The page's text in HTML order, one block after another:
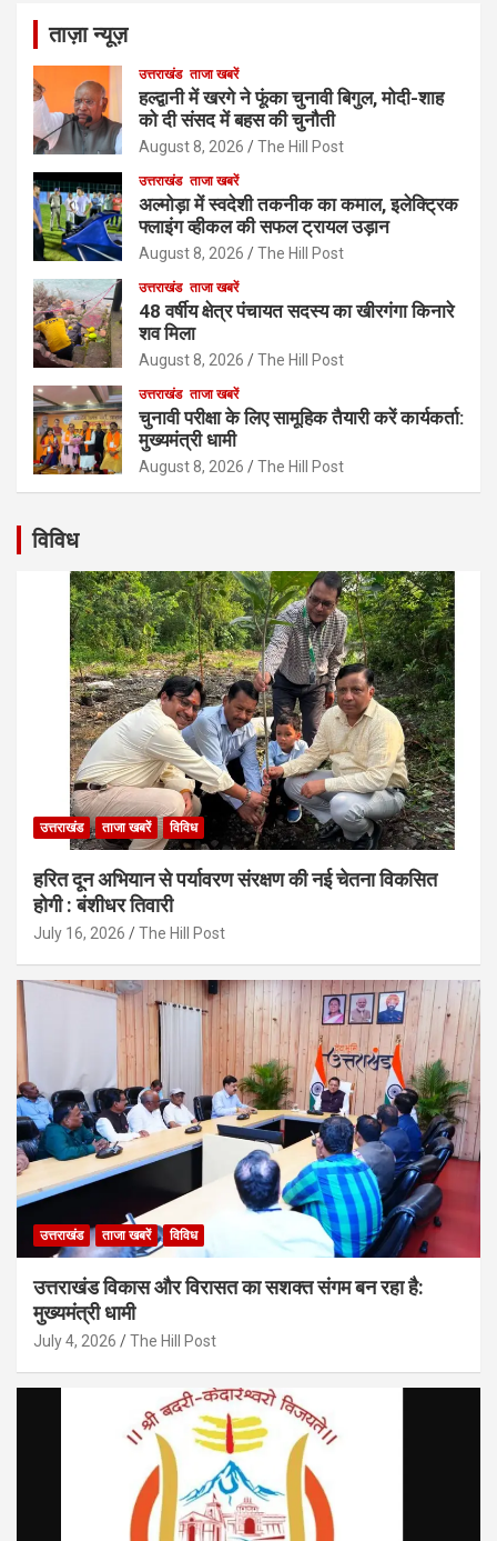
ताज़ा न्यूज़
उत्तराखंड ताजा खबरें
हल्द्वानी में खरगे ने फूंका चुनावी बिगुल, मोदी-शाह
को दी संसद में बहस की चुनौती
August 8, 2026 The Hill Post
उत्तराखंड ताजा खबरें
अल्मोड़ा में स्वदेशी तकनीक का कमाल, इलेक्ट्रिक
फ्लाइंग व्हीकल की सफल ट्रायल उड़ान
August 8, 2026 The Hill Post
उत्तराखंड ताजा खबरें
48 वर्षीय क्षेत्र पंचायत सदस्य का खीरगंगा किनारे
शव मिला
August 8, 2026 The Hill Post
उत्तराखंड ताजा खबरें
चुनावी परीक्षा के लिए सामूहिक तैयारी करें कार्यकर्ता:
मुख्यमंत्री धामी
August 8, 2026 The Hill Post
विविध
उत्तराखंड ताजा खबरें विविध
हरित दून अभियान से पर्यावरण संरक्षण की नई चेतना विकसित
होगी : बंशीधर तिवारी
July 16, 2026 The Hill Post
उत्तराखंड ताजा खबरें विविध
उत्तराखंड विकास और विरासत का सशक्त संगम बन रहा है:
मुख्यमंत्री धामी
July 4, 2026 The Hill Post